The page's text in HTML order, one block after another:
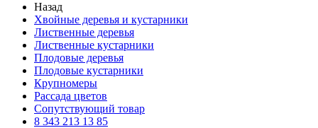
Назад
Хвойные деревья и кустарники
Лиственные деревья
Лиственные кустарники
Плодовые деревья
Плодовые кустарники
Крупномеры
Рассада цветов
Сопутствующий товар
8 343 213 13 85